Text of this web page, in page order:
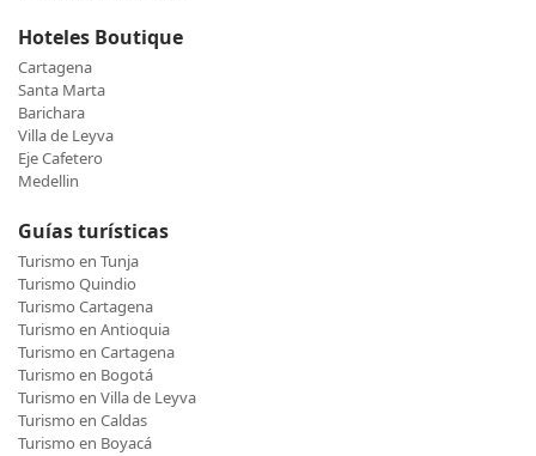
Hoteles Boutique
Cartagena
Santa Marta
Barichara
Villa de Leyva
Eje Cafetero
Medellin
Guías turísticas
Turismo en Tunja
Turismo Quindio
Turismo Cartagena
Turismo en Antioquia
Turismo en Cartagena
Turismo en Bogotá
Turismo en Villa de Leyva
Turismo en Caldas
Turismo en Boyacá